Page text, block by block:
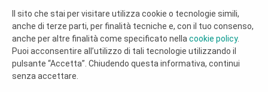
Il sito che stai per visitare utilizza cookie o tecnologie simili,
anche di terze parti, per finalità tecniche e, con il tuo consenso,
anche per altre finalità come specificato nella cookie policy.
Puoi acconsentire all’utilizzo di tali tecnologie utilizzando il
pulsante “Accetta”. Chiudendo questa informativa, continui
senza accettare.
Tel:0922804761 - 3293096230
Termini e condizioni
Dove siamo
Chi siamo
Cookie Policy